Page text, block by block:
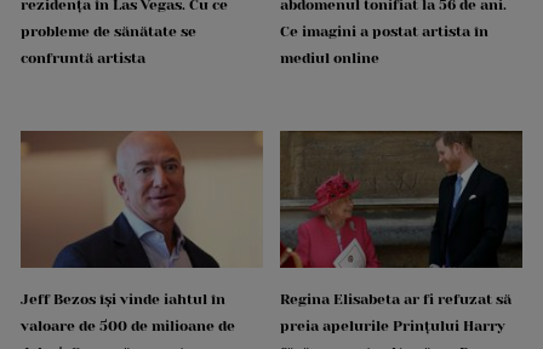
rezidența în Las Vegas. Cu ce
probleme de sănătate se
confruntă artista
abdomenul tonifiat la 56 de ani.
Ce imagini a postat artista în
mediul online
Jeff Bezos își vinde iahtul în
valoare de 500 de milioane de
Regina Elisabeta ar fi refuzat să
preia apelurile Prințului Harry